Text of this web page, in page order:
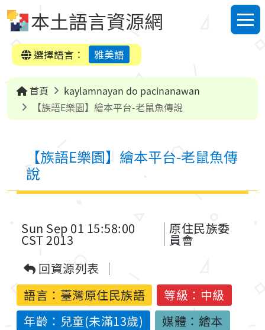
本土語言資源網
選單
選擇語言：
雅美語
首頁
kaylamnayan do pacinanawan
【族語E樂園】繪本平台-老鼠魚傳說
【族語E樂園】繪本平台-老鼠魚傳
說
Sun Sep 01 15:58:00
CST 2013
原住民族委
員會
回資源列表
語言： 臺灣原住民族語
等級：中級
年齡：兒童(未滿13歲)
媒體：繪本